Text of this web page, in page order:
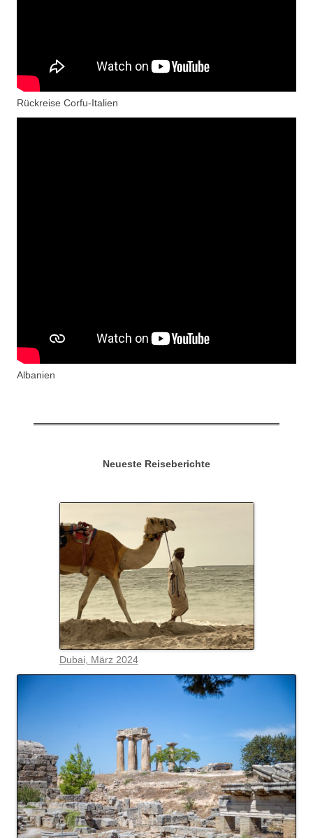
Rückreise Corfu-Italien
Albanien
Neueste Reiseberichte
Dubai, März 2024